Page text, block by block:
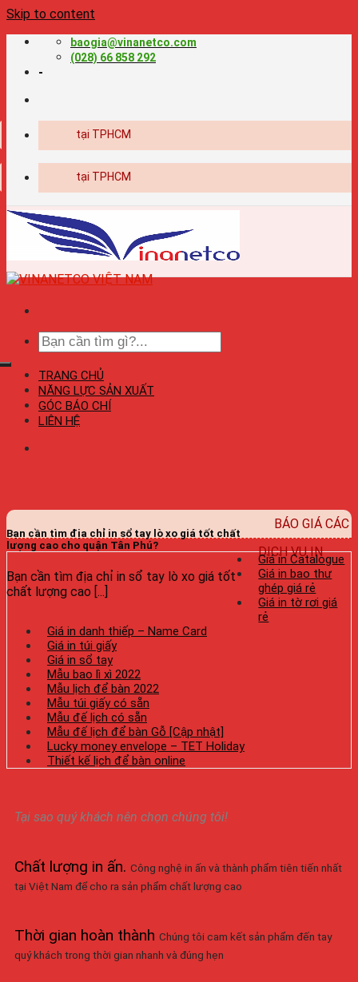
Skip to content
baogia@vinanetco.com
(028) 66 858 292
-
nghiệp tại TPHCM
nghiệp tại TPHCM
TRANG CHỦ
NĂNG LỰC SẢN XUẤT
GÓC BÁO CHÍ
LIÊN HỆ
Bạn cần tìm địa chỉ in sổ tay lò xo giá tốt chất
lượng cao cho quận Tân Phú?
Bạn cần tìm địa chỉ in sổ tay lò xo giá tốt
chất lượng cao [...]
BÁO GIÁ CÁC
DỊCH VỤ IN
Giá in Catalogue
Giá in bao thư
ghép giá rẻ
Giá in tờ rơi giá
rẻ
Giá in danh thiếp – Name Card
Giá in túi giấy
Giá in sổ tay
Mẫu bao lì xì 2022
Mẫu lịch để bàn 2022
Mẫu túi giấy có sẵn
Mẫu đế lịch có sẵn
Mẫu đế lịch để bàn Gỗ [Cập nhật]
Lucky money envelope – TET Holiday
Thiết kế lịch để bàn online
Tại sao quý khách nên chọn chúng tôi!
Chất lượng in ấn. Công nghệ in ấn và thành phẩm tiên tiến nhất
tại Việt Nam để cho ra sản phẩm chất lượng cao
Thời gian hoàn thành Chúng tôi cam kết sản phẩm đến tay
quý khách trong thời gian nhanh và đúng hẹn